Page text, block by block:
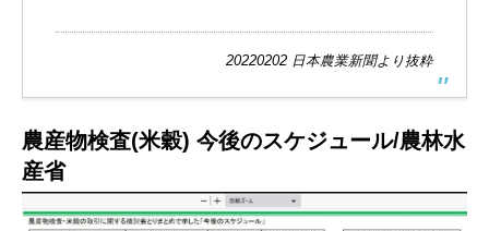
20220202 日本農業新聞より抜粋
農産物検査(米穀) 今後のスケジュール/農林水
産省